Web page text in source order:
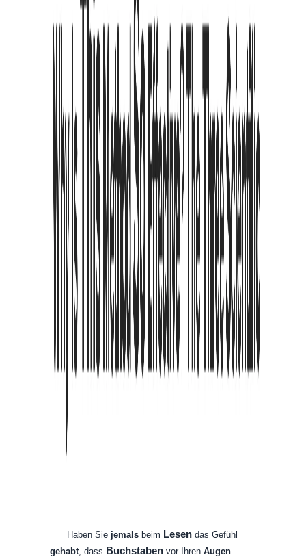
Bearbeiten Vollbild Importieren
Typografie-Optimierung
HERVORHEBUNGSMODUS
Bionic Reading Semantisch fett
Semantisches
Highlight
Preset Modes Light Medium Heavy Custom
105
Buchstabenabstand
Hervorhebungsdichte 40
Hervorhebungsstärke 120
Absatzeinzug
Fokus-Highlight
Haben Sie jemals beim Lesen das Gefühl
gehabt, dass Buchstaben vor Ihren Augen